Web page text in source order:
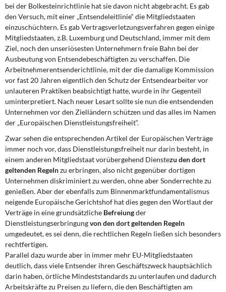
Weitere Themen
Memo-Gruppe
Institut Solidarische Moderne
Rosa-Luxemburg-Stiftung
Über mich
Kontakt
bei der Bolkesteinrichtlinie hat sie davon nicht abgebracht. Es gab
den Versuch, mit einer „Entsendeleitlinie“ die Mitgliedstaaten
einzuschüchtern. Es gab Vertragsverletzungsverfahren gegen einige
Mitgliedstaaten, z.B. Luxemburg und Deutschland, immer mit dem
Ziel, noch den unseriösesten Unternehmern freie Bahn bei der
Ausbeutung von Entsendebeschäftigten zu verschaffen. Die
Arbeitnehmerentsenderichtlinie, mit der die damalige Kommission
vor fast 20 Jahren eigentlich den Schutz der Entsendearbeiter vor
unlauteren Praktiken beabsichtigt hatte, wurde in ihr Gegenteil
uminterpretiert. Nach neuer Lesart sollte sie nun die entsendenden
Unternehmen vor den Zielländern schützen und das alles im Namen
der „Europäischen Dienstleistungsfreiheit“.
Zwar sehen die entsprechenden Artikel der Europäischen Verträge
immer noch vor, dass Dienstleistungsfreiheit nur darin besteht, in
einem anderen Mitgliedstaat vorübergehend Dienstezu den dort
geltenden Regelnzu erbringen, also nicht gegenüber dortigen
Unternehmen diskriminiert zu werden, ohne aber Sonderrechte zu
genießen. Aber der ebenfalls zum Binnenmarktfundamentalismus
neigende Europäische Gerichtshof hat dies gegen den Wortlaut der
Verträge in eine grundsätzliche Befreiungder
Dienstleistungserbringungvon den dort geltenden Regeln
umgedeutet, es sei denn, die rechtlichen Regeln ließen sich besonders
rechtfertigen.
Parallel dazu wurde aber in immer mehr EU-Mitgliedstaaten
deutlich, dass viele Entsender ihren Geschäftszweck hauptsächlich
darin haben, örtliche Mindeststandards zu unterlaufen und dadurch
Arbeitskräfte zu Preisen zu liefern, die den Beschäftigten am